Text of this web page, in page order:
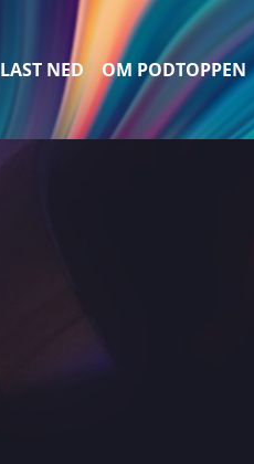
LAST NED OM PODTOPPEN